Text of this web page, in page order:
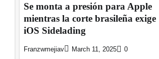
Se monta a presión para Apple
mientras la corte brasileña exige
iOS Sidelading
Franzwmejiav March 11, 2025 0